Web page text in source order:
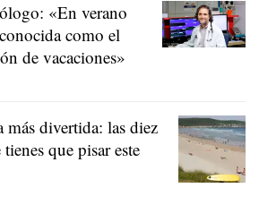
«En verano
como el
de vacaciones»
más divertida: las diez
que pisar este